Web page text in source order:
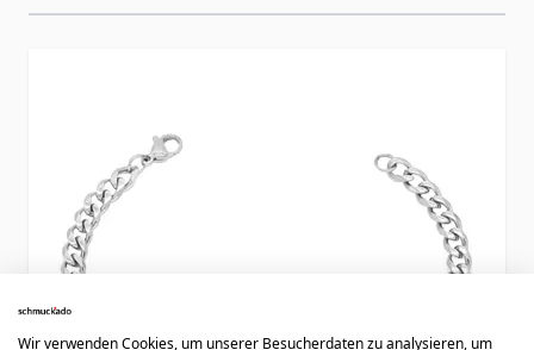
Wir verwenden Cookies, um unserer Besucherdaten zu analysieren, um